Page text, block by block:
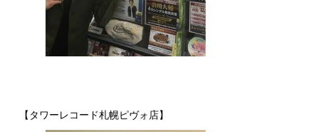
【タワーレコード札幌ピヴォ店】